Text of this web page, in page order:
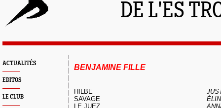
DE L'ES
ACTUALITÉS
EDITOS
LE CLUB
BENJAMINE FILLE
HILBE
SAVAGE
LE JUEZ